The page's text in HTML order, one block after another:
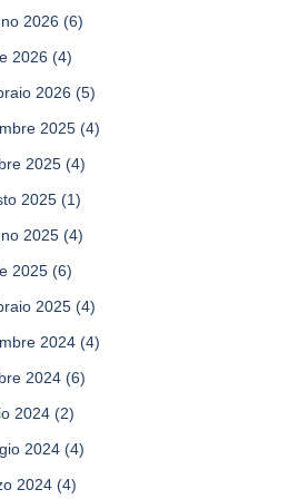
2026 (6)
2026 (4)
2026 (5)
2025 (4)
2025 (4)
2025 (1)
2025 (4)
2025 (6)
2025 (4)
2024 (4)
2024 (6)
2024 (2)
2024 (4)
2024 (4)